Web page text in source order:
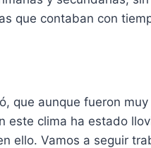
que contaban con
que aunque fueron
este clima ha estado
ello. Vamos a seguir